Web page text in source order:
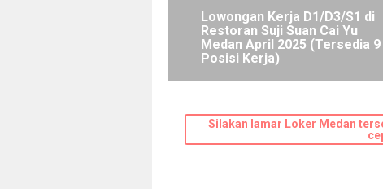
Lowongan Kerja D1/D3/S1 di
Restoran Suji Suan Cai Yu
Medan April 2025 (Tersedia 9
Posisi Kerja)
Silakan lamar Loker Medan